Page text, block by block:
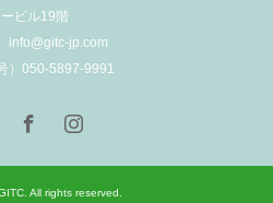
ービル19階
info@gitc-jp.com
）050-5897-9991
All rights reserved.